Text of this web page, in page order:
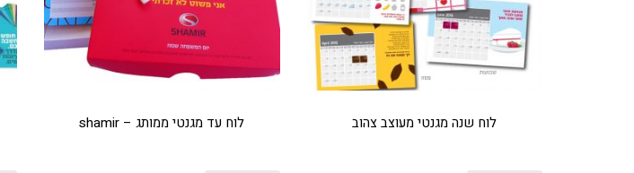
לוח שנה מגנטי מעוצב צהוב לוח עד מגנטי ממותג – shamir